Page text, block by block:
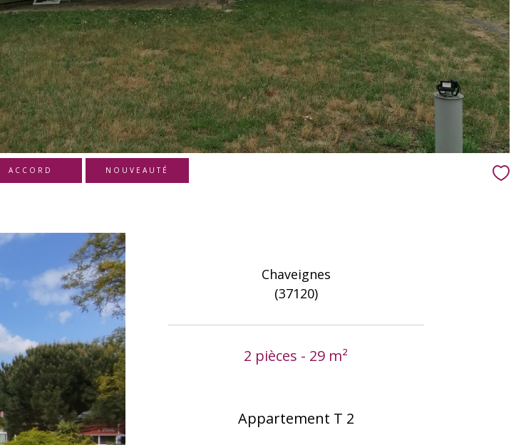
ACCORD NOUVEAUTÉ
Chaveignes
(37120)
2 pièces - 29 m²
Appartement T 2